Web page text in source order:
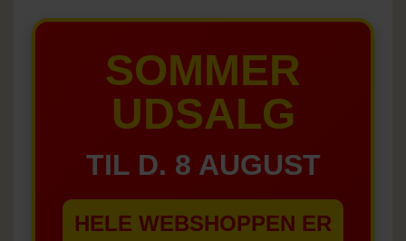
SOMMER
UDSALG
TIL D. 8 AUGUST
HELE WEBSHOPPEN ER